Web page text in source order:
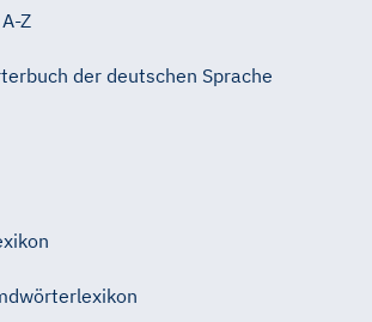
Z
der deutschen Sprache